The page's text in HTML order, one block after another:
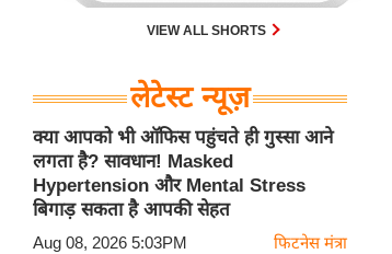
VIEW ALL SHORTS
लेटेस्ट न्यूज़
क्या आपको भी ऑफिस पहुंचते ही गुस्सा आने
लगता है? सावधान! Masked
Hypertension और Mental Stress
बिगाड़ सकता है आपकी सेहत
Aug 08, 2026 5:03PM फिटनेस मंत्रा